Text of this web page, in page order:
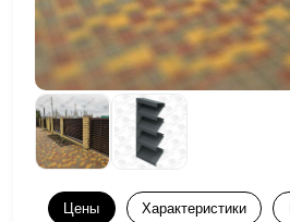
Цены Характеристики